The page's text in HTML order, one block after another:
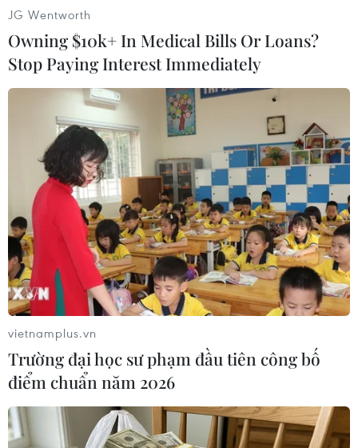
Ronaldo
JG Wentworth
Owning $10k+ In Medical Bills Or Loans?
Stop Paying Interest Immediately
vietnamplus.vn
Trường đại học sư phạm đầu tiên công bố
điểm chuẩn năm 2026